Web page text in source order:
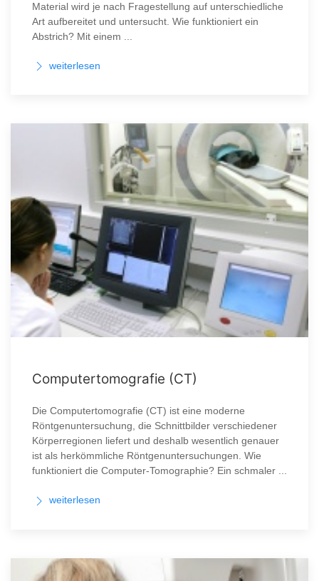
Material wird je nach Fragestellung auf unterschiedliche
Art aufbereitet und untersucht. Wie funktioniert ein
Abstrich? Mit einem ...
weiterlesen
Computertomografie (CT)
Die Computertomografie (CT) ist eine moderne
Röntgenuntersuchung, die Schnittbilder verschiedener
Körperregionen liefert und deshalb wesentlich genauer
ist als herkömmliche Röntgenuntersuchungen. Wie
funktioniert die Computer-Tomographie? Ein schmaler ...
weiterlesen